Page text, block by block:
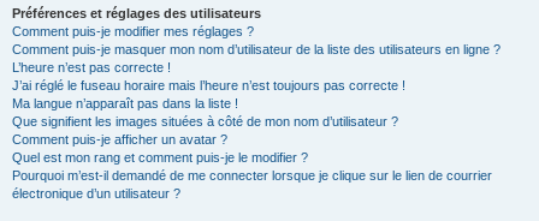
Préférences et réglages des utilisateurs
Comment puis-je modifier mes réglages ?
Comment puis-je masquer mon nom d’utilisateur de la liste des utilisateurs en ligne ?
L’heure n’est pas correcte !
J’ai réglé le fuseau horaire mais l’heure n’est toujours pas correcte !
Ma langue n’apparaît pas dans la liste !
Que signifient les images situées à côté de mon nom d’utilisateur ?
Comment puis-je afficher un avatar ?
Quel est mon rang et comment puis-je le modifier ?
Pourquoi m’est-il demandé de me connecter lorsque je clique sur le lien de courrier
électronique d’un utilisateur ?